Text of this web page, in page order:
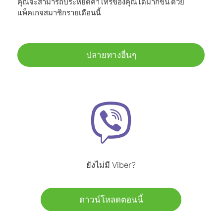
แพ็คเกจสมาชิกรายเดือนนี้
ปลายทางอื่นๆ
ยังไม่มี Viber?
ดาวน์โหลดตอนนี้